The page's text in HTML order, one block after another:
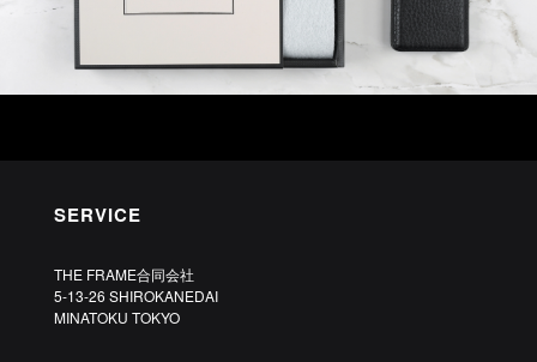
SERVICE
THE FRAME合同会社
5-13-26 SHIROKANEDAI
MINATOKU TOKYO